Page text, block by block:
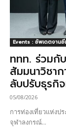
Events : อัพเดตงาน
ททท. ร่วมกั
สัมมนาวิชาก
ลับปรับธุรกิ
05/08/2026
การท่องเที่ยวแห่งป
จุฬาลงกรณ์...